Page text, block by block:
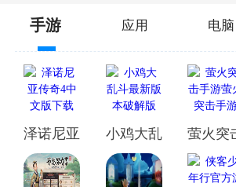
一揭晓！
1. 《偷天换日》：这款游戏以电影《
型，玩家需要扮演主角，完成一系列
务。游戏画面精美，剧情紧张刺激，
2. 《侠盗猎车手》：这款经典的沙盒
由探索城市，完成各种偷窃任务。无
手游 应用 电脑
泽诺尼亚传奇4中文版下载
小鸡大乱斗最新版
萤火突